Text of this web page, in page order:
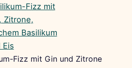
Fizz mit Gin und Zitrone